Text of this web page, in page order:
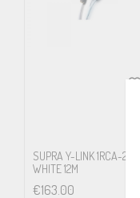
SUPRA Y-LINK 1RCA-2RCA
WHITE 12M
€163.00